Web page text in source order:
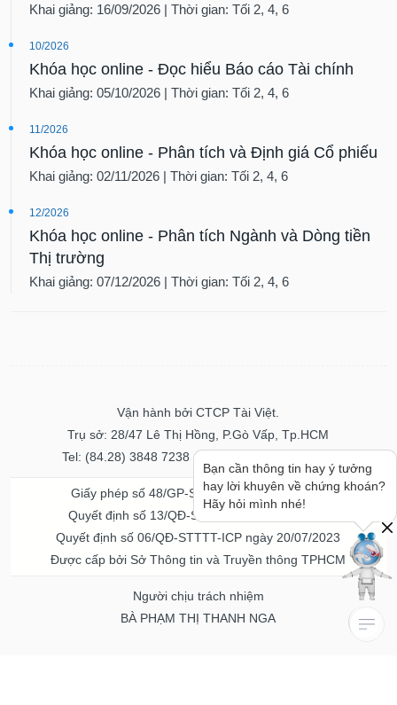
Khai giảng: 16/09/2026 | Thời gian: Tối 2, 4, 6
10/2026
Khóa học online - Đọc hiểu Báo cáo Tài chính
Khai giảng: 05/10/2026 | Thời gian: Tối 2, 4, 6
11/2026
Khóa học online - Phân tích và Định giá Cổ phiếu
Khai giảng: 02/11/2026 | Thời gian: Tối 2, 4, 6
12/2026
Khóa học online - Phân tích Ngành và Dòng tiền
Thị trường
Khai giảng: 07/12/2026 | Thời gian: Tối 2, 4, 6
Vận hành bởi CTCP Tài Việt.
Trụ sở: 28/47 Lê Thị Hồng, P.Gò Vấp, Tp.HCM
Tel: (84.28) 3848 7238 - Fax: (84.28) 3848 7237
Giấy phép số 48/GP-STTTT ngày 04/11/2016
Quyết định số 13/QĐ-STTTT ngày 02/11/2017
Quyết định số 06/QĐ-STTTT-ICP ngày 20/07/2023
Được cấp bởi Sở Thông tin và Truyền thông TPHCM
Người chịu trách nhiệm
BÀ PHẠM THỊ THANH NGA
Bạn cần thông tin hay ý tưởng
hay lời khuyên về chứng khoán?
Hãy hỏi mình nhé!